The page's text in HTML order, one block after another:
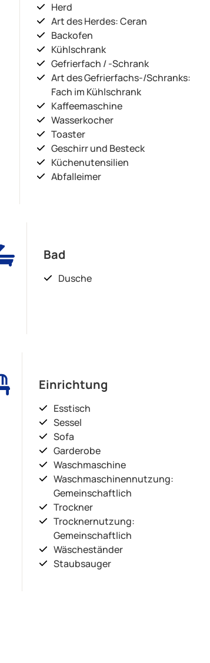
Herd
Art des Herdes: Ceran
Backofen
Kühlschrank
Gefrierfach / -Schrank
Art des Gefrierfachs-/Schranks:
Fach im Kühlschrank
Kaffeemaschine
Wasserkocher
Toaster
Geschirr und Besteck
Küchenutensilien
Abfalleimer
Bad
Dusche
Einrichtung
Esstisch
Sessel
Sofa
Garderobe
Waschmaschine
Waschmaschinennutzung:
Gemeinschaftlich
Trockner
Trocknernutzung:
Gemeinschaftlich
Wäscheständer
Staubsauger